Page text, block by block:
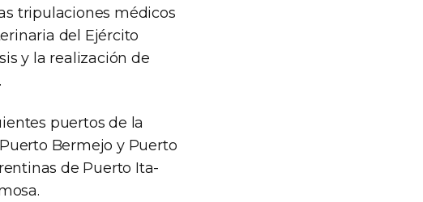
tripulaciones médicos
del Ejército
y la realización de
puertos de la
Bermejo y Puerto
de Puerto Ita-